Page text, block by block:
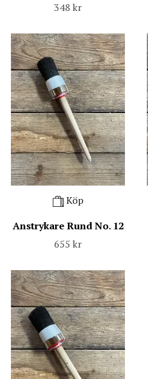
348 kr
Köp
Anstrykare Rund No. 12
655 kr